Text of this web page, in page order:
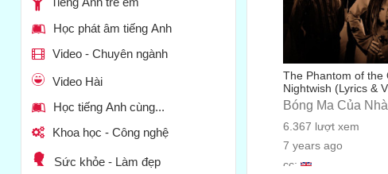
Học phát âm tiếng Anh
Video - Chuyên ngành
Video Hài
Học tiếng Anh cùng...
Khoa học - Công nghệ
Sức khỏe - Làm đẹp
The Phantom of the
Nightwish (Lyrics &
Bóng Ma Của
6.367 lượt xem
7 years ago
cc: